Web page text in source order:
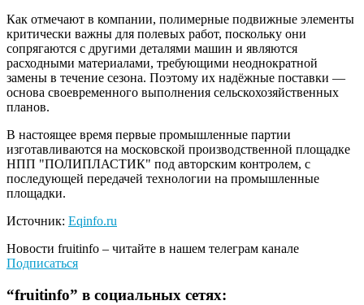
Как отмечают в компании, полимерные подвижные элементы
критически важны для полевых работ, поскольку они
сопрягаются с другими деталями машин и являются
расходными материалами, требующими неоднократной
замены в течение сезона. Поэтому их надёжные поставки —
основа своевременного выполнения сельскохозяйственных
планов.
В настоящее время первые промышленные партии
изготавливаются на московской производственной площадке
НПП "ПОЛИПЛАСТИК" под авторским контролем, с
последующей передачей технологии на промышленные
площадки.
Источник: Eqinfo.ru
Новости fruitinfo – читайте в нашем телеграм канале
Подписаться
“fruitinfo” в социальных сетях: